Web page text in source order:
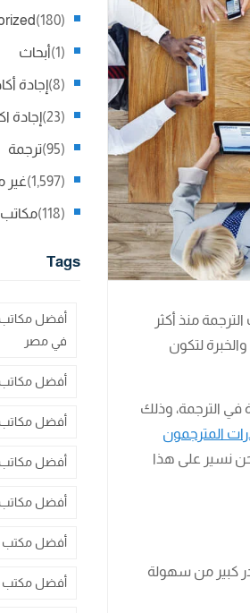
منذ أكثر
لتكون
في الترجمة، وذلك
المترجمون
نسير على هذا
كبير من سهولة
(180)
أبحاث (1)
إجادة (8)
إجادة (23)
ترجمة (95)
(1,597)
مكاتب (118)
Tags
أفضل مكاتب
في مصر
أفضل مكاتب
أفضل مكاتب
أفضل مكاتب
أفضل مكاتب
أفضل مكتب
أفضل مكتب